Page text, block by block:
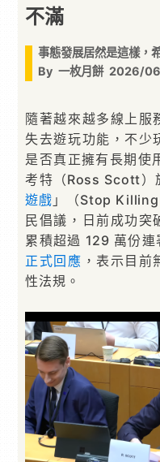
不滿
事態發展居然是這樣，
By 一枚月餅 2026/
隨著越來越多線上服
失去遊玩功能，不少
是否真正擁有長期使
考特（Ross Scott）
遊戲 」（Stop Killing
民倡議，日前成功突
累積超過 129 萬份連
正式回應 ，表示目
性法規。